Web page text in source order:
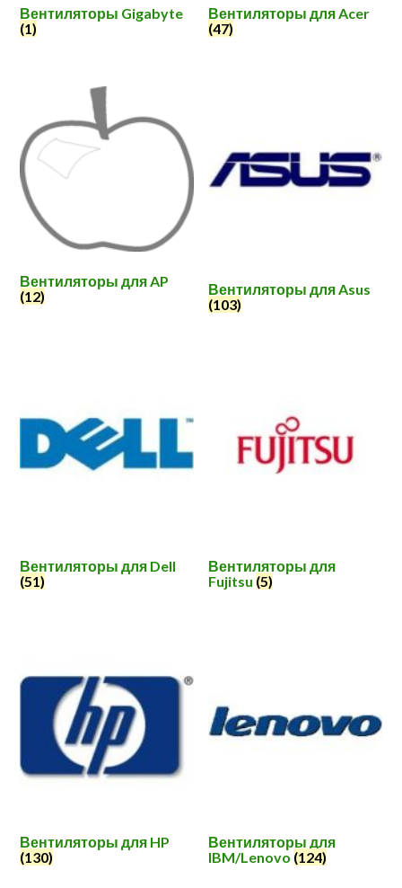
Вентиляторы Gigabyte
(1)
Вентиляторы для Acer
(47)
Вентиляторы для AP
(12)
Вентиляторы для Asus
(103)
Вентиляторы для Dell
(51)
Вентиляторы для
Fujitsu (5)
Вентиляторы для HP
(130)
Вентиляторы для
IBM/Lenovo (124)